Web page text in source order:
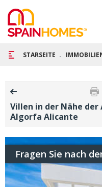
STARSEITE
Villen in der Nähe
Algorfa Alicante
Fragen Sie nach